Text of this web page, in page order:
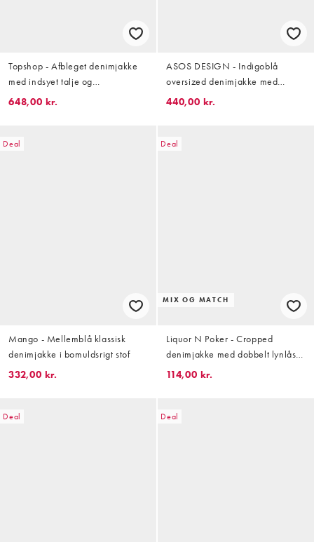
Topshop - Afbleget denimjakke
med indsyet talje og
skulderpuder
648,00 kr.
ASOS DESIGN - Indigoblå
oversized denimjakke med
kinakrave
440,00 kr.
Deal
Mango - Mellemblå klassisk
denimjakke i bomuldsrigt stof
332,00 kr.
Deal
MIX OG MATCH
Liquor N Poker - Cropped
denimjakke med dobbelt lynlås i
tonet vask i firkantet pasform -
114,00 kr.
Deal Deal